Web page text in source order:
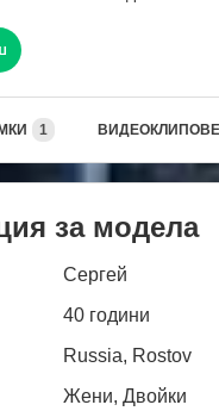
1 ВИДЕОКЛИПОВЕ
за модела
Сергей
40 години
Russia, Rostov
Жени, Двойки